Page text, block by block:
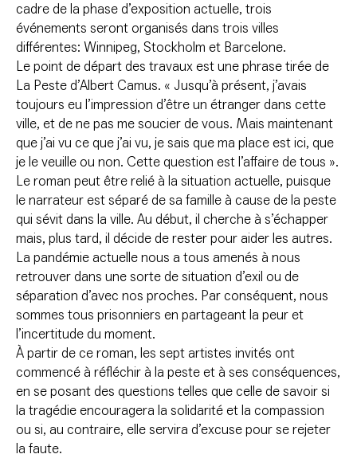
cadre de la phase d’exposition actuelle, trois
événements seront organisés dans trois villes
différentes: Winnipeg, Stockholm et Barcelone.
Le point de départ des travaux est une phrase tirée de
La Peste d’Albert Camus. « Jusqu’à présent, j’avais
toujours eu l’impression d’être un étranger dans cette
ville, et de ne pas me soucier de vous. Mais maintenant
que j’ai vu ce que j’ai vu, je sais que ma place est ici, que
je le veuille ou non. Cette question est l’affaire de tous ».
Le roman peut être relié à la situation actuelle, puisque
le narrateur est séparé de sa famille à cause de la peste
qui sévit dans la ville. Au début, il cherche à s’échapper
mais, plus tard, il décide de rester pour aider les autres.
La pandémie actuelle nous a tous amenés à nous
retrouver dans une sorte de situation d’exil ou de
séparation d’avec nos proches. Par conséquent, nous
sommes tous prisonniers en partageant la peur et
l’incertitude du moment.
À partir de ce roman, les sept artistes invités ont
commencé à réfléchir à la peste et à ses conséquences,
en se posant des questions telles que celle de savoir si
la tragédie encouragera la solidarité et la compassion
ou si, au contraire, elle servira d’excuse pour se rejeter
la faute.